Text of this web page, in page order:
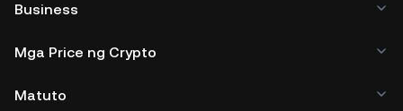
Business
Mga Price ng Crypto
Matuto